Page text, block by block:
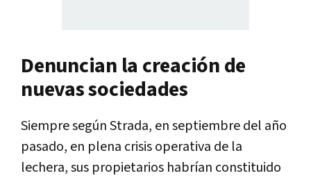
Denuncian la creación de
nuevas sociedades
Siempre según Strada, en septiembre del año
pasado, en plena crisis operativa de la
lechera, sus propietarios habrían constituido